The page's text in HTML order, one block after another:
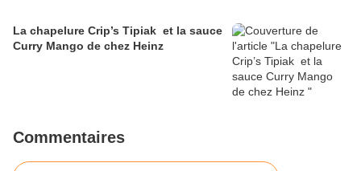
La chapelure Crip’s Tipiak et la sauce
Curry Mango de chez Heinz
Commentaires